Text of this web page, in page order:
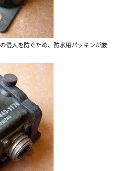
侵入を防ぐため、防水用パッキンが厳